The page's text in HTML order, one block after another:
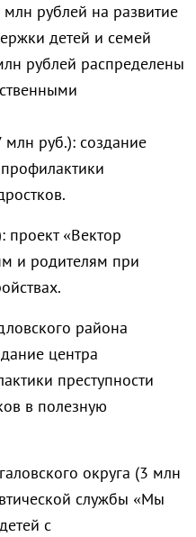
рублей на развитие
детей и семей
рублей распределены
млн руб.): создание
проект «Вектор
и родителям при
района
центра
преступности
в полезную
округа (3 млн
службы «Мы
с